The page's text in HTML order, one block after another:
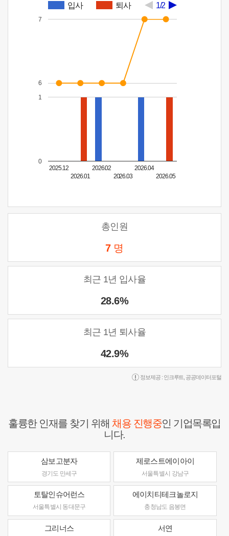
입사 퇴사 1/2
2025.12
2026.01
2026.02
2026.03
2026.04
2026.05
0
1
6
7
총인원
7 명
최근 1년 입사율
28.6%
최근 1년 퇴사율
42.9%
정보제공 : 인크루트 공공데이터포털
훌륭한 인재를 찾기 위해채용 진행중인 기업목록입
니다.
삼보고분자
경기도 만세구
제로스트에이아이
서울특별시 강남구
토탈인슈어런스
서울특별시 동대문구
에이치티테크놀로지
충청남도 음봉면
그리너스 서연